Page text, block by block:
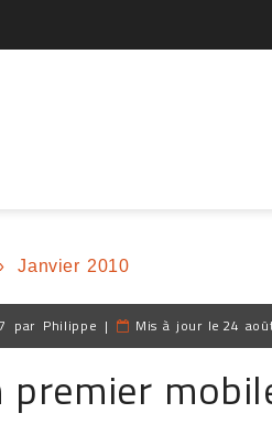
Janvier 2010
par Philippe | Mis à jour le 24